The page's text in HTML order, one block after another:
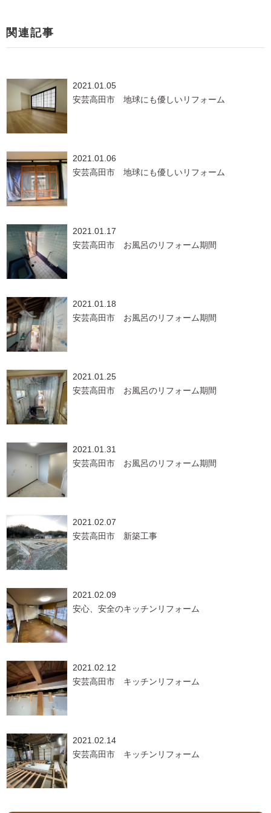
関連記事
2021.01.05
安芸高田市 地球にも優しいリフォーム
2021.01.06
安芸高田市 地球にも優しいリフォーム
2021.01.17
安芸高田市 お風呂のリフォーム期間
2021.01.18
安芸高田市 お風呂のリフォーム期間
2021.01.25
安芸高田市 お風呂のリフォーム期間
2021.01.31
安芸高田市 お風呂のリフォーム期間
2021.02.07
安芸高田市 新築工事
2021.02.09
安心、安全のキッチンリフォーム
2021.02.12
安芸高田市 キッチンリフォーム
2021.02.14
安芸高田市 キッチンリフォーム